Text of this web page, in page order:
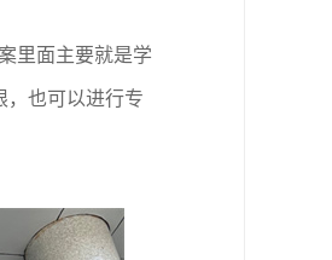
里面主要就是学
，也可以进行专